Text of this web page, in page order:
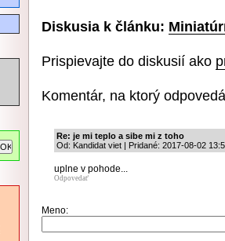
Diskusia k článku:
Prispievajte do diskusií ako
Komentár, na ktorý
Re: je mi teplo a sibe mi z toho
Od: Kandidat viet | Pridané: 2017-08-02
uplne v pohode...
Odpovedať
Meno: